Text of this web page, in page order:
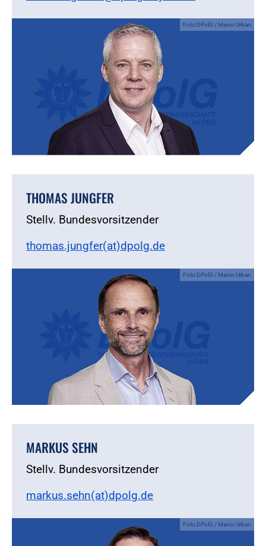
Foto:DPolG / Marco Urban
THOMAS JUNGFER
Stellv. Bundesvorsitzender
thomas.jungfer(at)dpolg.de
Foto:DPolG / Marco Urban
MARKUS SEHN
Stellv. Bundesvorsitzender
markus.sehn(at)dpolg.de
Foto:DPolG / Marco Urban